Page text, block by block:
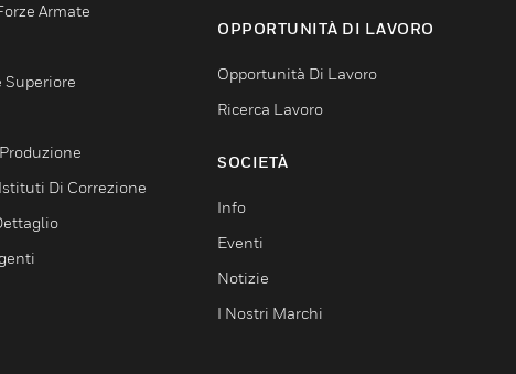
Armate
Superiore
Di Correzione
OPPORTUNITÀ DI LAVORO
Opportunità Di Lavoro
Ricerca Lavoro
SOCIETÀ
Info
Eventi
Notizie
I Nostri Marchi